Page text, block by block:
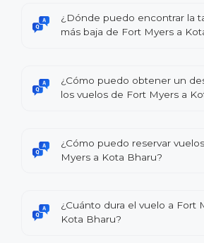
¿Dónde puedo encontrar la
más baja de Fort Myers a
¿Cómo puedo obtener un
los vuelos de Fort Myers a
¿Cómo puedo reservar
Myers a Kota Bharu?
¿Cuánto dura el vuelo a Fort
Kota Bharu?